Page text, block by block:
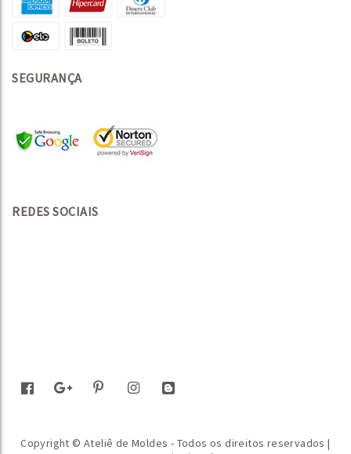
SEGURANÇA
REDES SOCIAIS
Copyright © Ateliê de Moldes - Todos os direitos reservados |